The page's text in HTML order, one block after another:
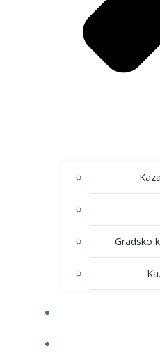
Gradsko